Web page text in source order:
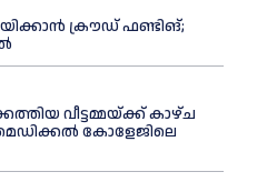
ക്രൗഡ് ഫണ്ടിങ്;
വീട്ടമ്മയ്ക്ക് കാഴ്ച
കോളേജിലെ